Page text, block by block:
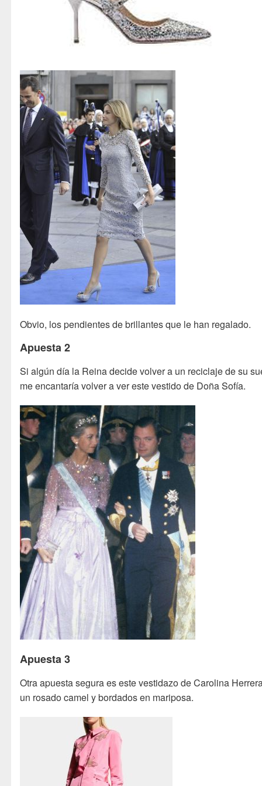
Obvio, los pendientes de brillantes que le han regalado.
Apuesta 2
Si algún día la Reina decide volver a un reciclaje de su
me encantaría volver a ver este vestido de Doña Sofía.
Apuesta 3
Otra apuesta segura es este vestidazo de Carolina
un rosado camel y bordados en mariposa.